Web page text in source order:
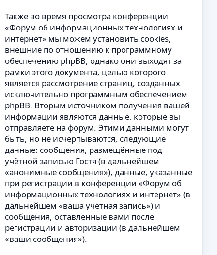
Также во время просмотра конференции
«Форум об информационных технологиях и
интернет» мы можем установить cookies,
внешние по отношению к программному
обеспечению phpBB, однако они выходят за
рамки этого документа, целью которого
является рассмотрение страниц, созданных
исключительно программным обеспечением
phpBB. Вторым источником получения вашей
информации являются данные, которые вы
отправляете на форум. Этими данными могут
быть, но не исчерпываются, следующие
данные: сообщения, размещённые под
учётной записью Гостя (в дальнейшем
«анонимные сообщения»), данные, указанные
при регистрации в конференции «Форум об
информационных технологиях и интернет» (в
дальнейшем «ваша учётная запись») и
сообщения, оставленные вами после
регистрации и авторизации (в дальнейшем
«ваши сообщения»).